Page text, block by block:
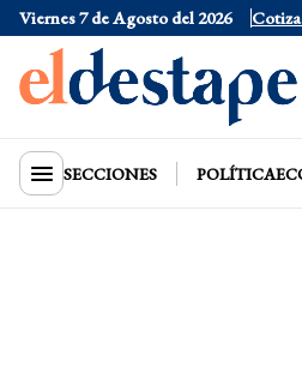
Viernes 7 de Agosto del 2026
Dólar Blue $1525 Dólar CCL
SECCIONES POLÍTICA